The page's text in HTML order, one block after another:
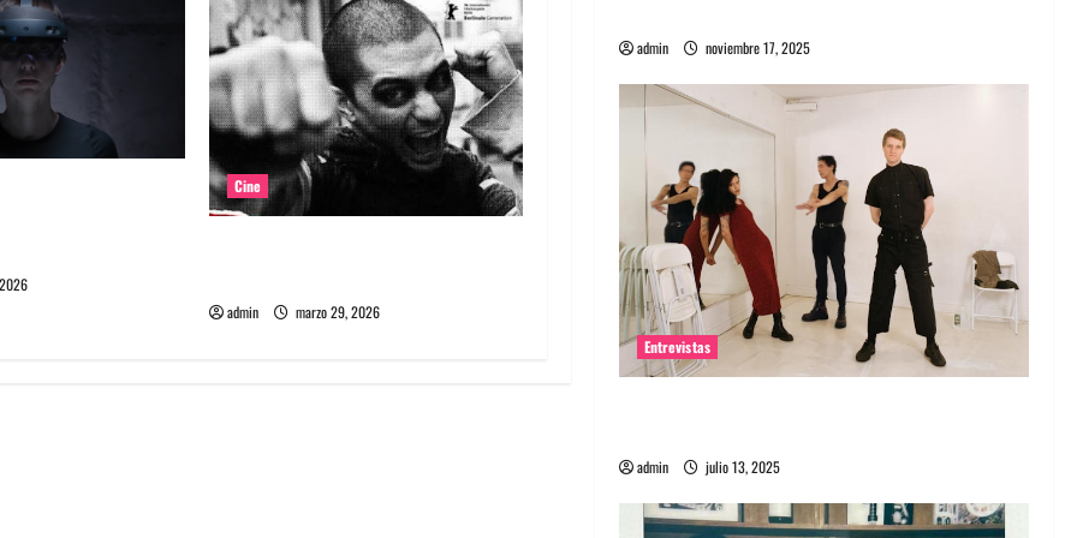
Cine
admin marzo 29, 2026
admin noviembre 17, 2025
Entrevistas
admin julio 13, 2025